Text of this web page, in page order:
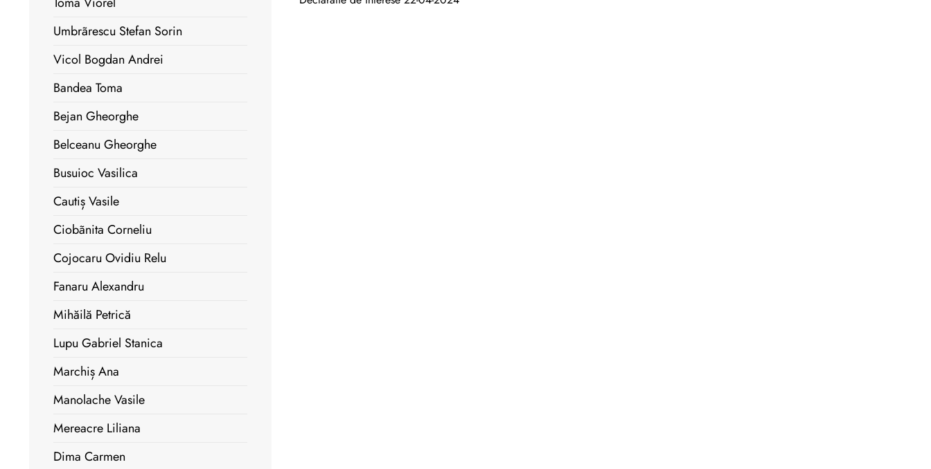
Umbrãrescu Stefan Sorin
Vicol Bogdan Andrei
Bandea Toma
Bejan Gheorghe
Belceanu Gheorghe
Busuioc Vasilica
Cautiș Vasile
Ciobãnita Corneliu
Cojocaru Ovidiu Relu
Fanaru Alexandru
Mihăilă Petrică
Lupu Gabriel Stanica
Marchiș Ana
Manolache Vasile
Mereacre Liliana
Dima Carmen